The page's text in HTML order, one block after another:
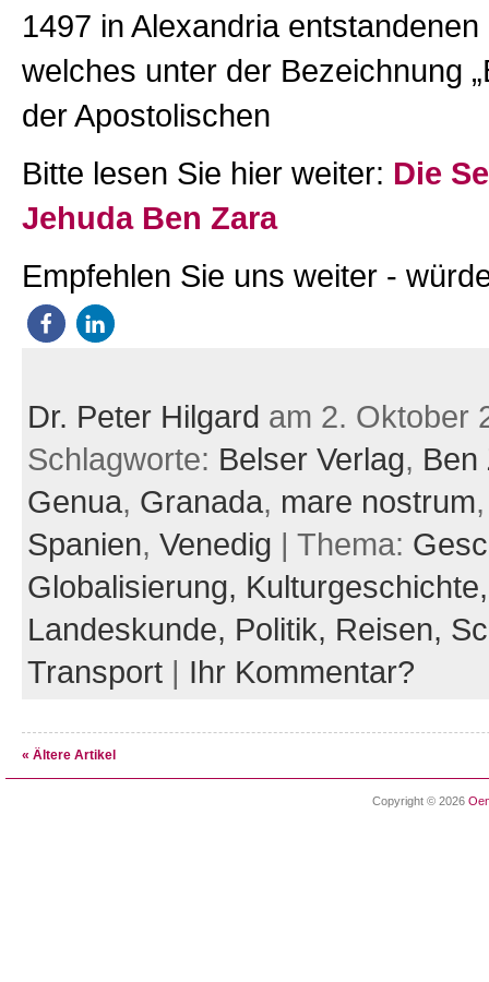
1497 in Alexandria entstandenen
welches unter der Bezeichnung
der Apostolischen
Bitte lesen Sie hier weiter: Die
Jehuda Ben Zara
Empfehlen Sie uns weiter -
Dr. Peter Hilgard am 2. Oktober
Schlagworte: Belser Verlag, Ben
Genua, Granada, mare nostrum
Spanien, Venedig | Thema:
Globalisierung,
Landeskunde, Politik, Reisen,
Transport| Ihr Kommentar?
« Ältere Artikel
Copyright © 2026